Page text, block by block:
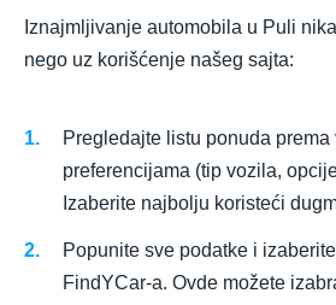
Iznajmljivanje automobila u Puli
nego uz korišćenje našeg sajta:
Pregledajte listu ponuda prema
preferencijama (tip vozila,
Izaberite najbolju koristeći
Popunite sve podatke i
FindYCar-a. Ovde možete